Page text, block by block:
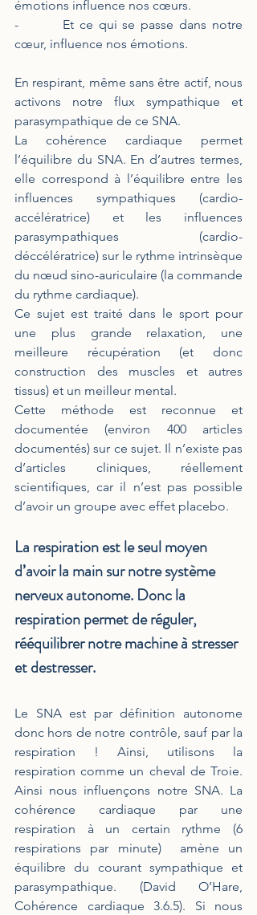
émotions influence nos cœurs.
-        Et ce qui se passe dans notre
cœur, influence nos émotions.
En respirant, même sans être actif, nous
activons notre flux sympathique et
parasympathique de ce SNA.
La cohérence cardiaque permet
l’équilibre du SNA. En d’autres termes,
elle correspond à l’équilibre entre les
influences sympathiques (cardio-
accélératrice) et les influences
parasympathiques (cardio-
déccélératrice) sur le rythme intrinsèque
du nœud sino-auriculaire (la commande
du rythme cardiaque).
Ce sujet est traité dans le sport pour
une plus grande relaxation, une
meilleure récupération (et donc
construction des muscles et autres
tissus) et un meilleur mental.
Cette méthode est reconnue et
documentée (environ 400 articles
documentés) sur ce sujet. Il n’existe pas
d’articles cliniques, réellement
scientifiques, car il n’est pas possible
d’avoir un groupe avec effet placebo.
La respiration est le seul moyen
d’avoir la main sur notre système
nerveux autonome. Donc la
respiration permet de réguler,
rééquilibrer notre machine à stresser
et destresser.
Le SNA est par définition autonome
donc hors de notre contrôle, sauf par la
respiration ! Ainsi, utilisons la
respiration comme un cheval de Troie.
Ainsi nous influençons notre SNA. La
cohérence cardiaque par une
respiration à un certain rythme (6
respirations par minute)  amène un
équilibre du courant sympathique et
parasympathique. (David O’Hare,
Cohérence cardiaque 3.6.5). Si nous